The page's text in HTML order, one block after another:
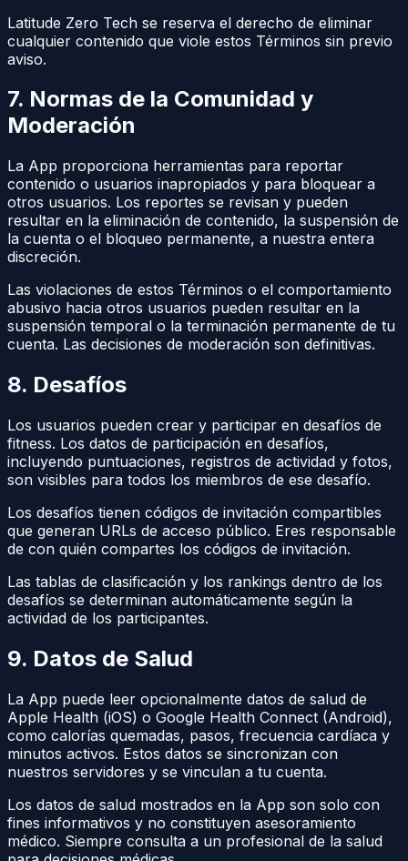
Latitude Zero Tech se reserva el derecho de eliminar
cualquier contenido que viole estos Términos sin previo
aviso.
7. Normas de la Comunidad y
Moderación
La App proporciona herramientas para reportar
contenido o usuarios inapropiados y para bloquear a
otros usuarios. Los reportes se revisan y pueden
resultar en la eliminación de contenido, la suspensión de
la cuenta o el bloqueo permanente, a nuestra entera
discreción.
Las violaciones de estos Términos o el comportamiento
abusivo hacia otros usuarios pueden resultar en la
suspensión temporal o la terminación permanente de tu
cuenta. Las decisiones de moderación son definitivas.
8. Desafíos
Los usuarios pueden crear y participar en desafíos de
fitness. Los datos de participación en desafíos,
incluyendo puntuaciones, registros de actividad y fotos,
son visibles para todos los miembros de ese desafío.
Los desafíos tienen códigos de invitación compartibles
que generan URLs de acceso público. Eres responsable
de con quién compartes los códigos de invitación.
Las tablas de clasificación y los rankings dentro de los
desafíos se determinan automáticamente según la
actividad de los participantes.
9. Datos de Salud
La App puede leer opcionalmente datos de salud de
Apple Health (iOS) o Google Health Connect (Android),
como calorías quemadas, pasos, frecuencia cardíaca y
minutos activos. Estos datos se sincronizan con
nuestros servidores y se vinculan a tu cuenta.
Los datos de salud mostrados en la App son solo con
fines informativos y no constituyen asesoramiento
médico. Siempre consulta a un profesional de la salud